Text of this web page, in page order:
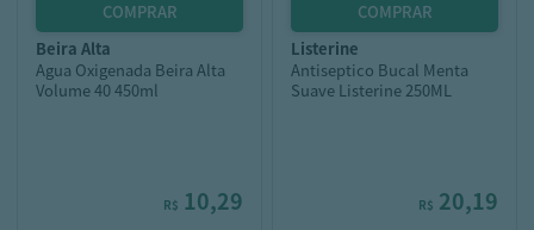
beira alta
Agua Oxigenada Beira Alta
Volume 40 450ml
R$ 10,29
listerine
Antiseptico Bucal Menta
Suave Listerine 250ML
R$ 20,19